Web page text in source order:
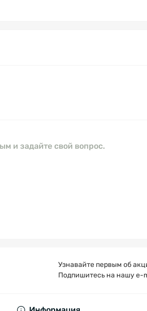
и задайте свой вопрос.
Узнавайте первым об
Подпишитесь на нашу e-